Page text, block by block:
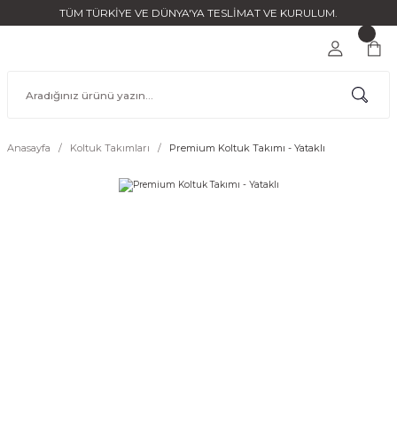
TÜM TÜRKİYE VE DÜNYA'YA TESLİMAT VE KURULUM.
Anasayfa Koltuk Takımları Premium Koltuk Takımı - Yataklı